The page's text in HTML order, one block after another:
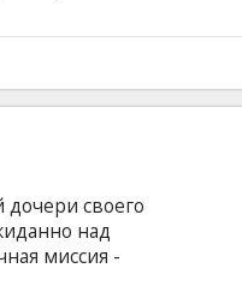
срочно
на
своего
над
миссия -